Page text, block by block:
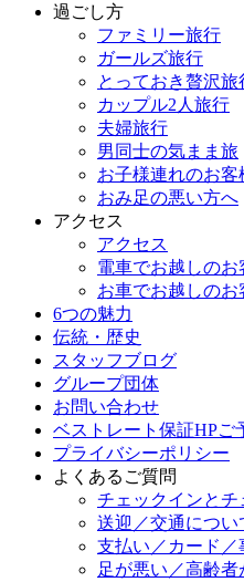
過ごし方
ファミリー旅行
ガールズ旅行
とっておき贅沢旅
カップル2人旅行
夫婦旅行
男同士の気まま旅
お子様連れのお客
おみ足の悪い方へ
アクセス
アクセス
電車でお越しのお
お車でお越しのお
6つの魅力
伝統・歴史
スタッフブログ
グループ団体
お問い合わせ
ベストレート保証HPご
プライバシーポリシー
よくあるご質問
チェックインとチ
送迎／交通につい
支払い／カード／
足が悪い／高齢